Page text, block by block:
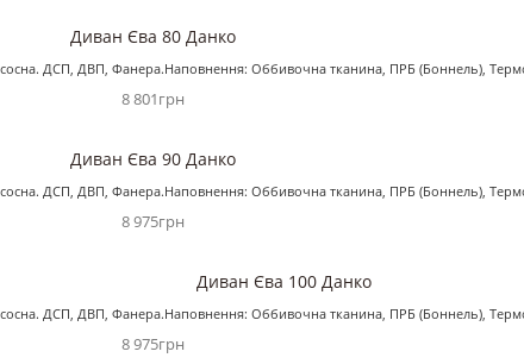
Диван Єва 80 Данко
сосна. ДСП, ДВП, Фанера.Наповнення: Оббивочна тканина, ПРБ (Боннель),
8 801грн
Диван Єва 90 Данко
сосна. ДСП, ДВП, Фанера.Наповнення: Оббивочна тканина, ПРБ (Боннель),
8 975грн
Диван Єва 100 Данко
сосна. ДСП, ДВП, Фанера.Наповнення: Оббивочна тканина, ПРБ (Боннель),
8 975грн